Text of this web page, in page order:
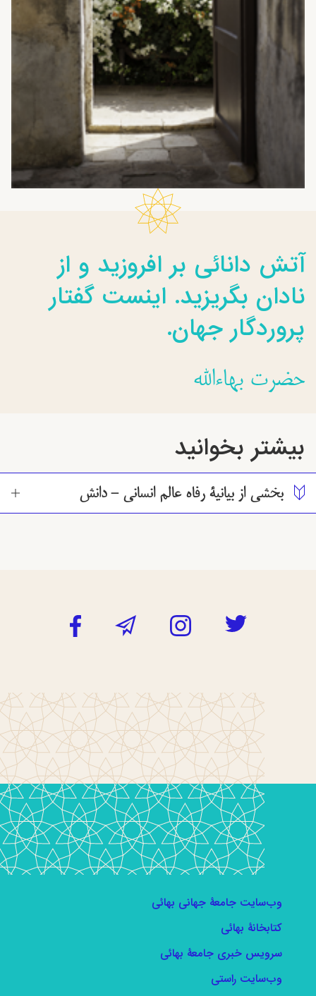
آتش دانائی بر افروزيد و از
نادان بگريزيد. اينست گفتار
پروردگار جهان.
حضرت بهاءالله
بیشتر بخوانید
بخشی از بیانیۀ رفاه عالم انسانی - دانش
وب‌سایت جامعۀ جهانی بهائی
کتابخانۀ بهائی
سرویس خبری جامعۀ بهائی
وب‌سایت راستی